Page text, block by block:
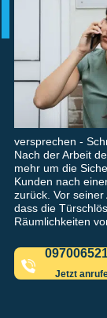
versprechen -
Nach der Arbeit
mehr um die
Kunden nach
zurück. Vor seiner
dass die
Räumlichkeiten
Jetzt